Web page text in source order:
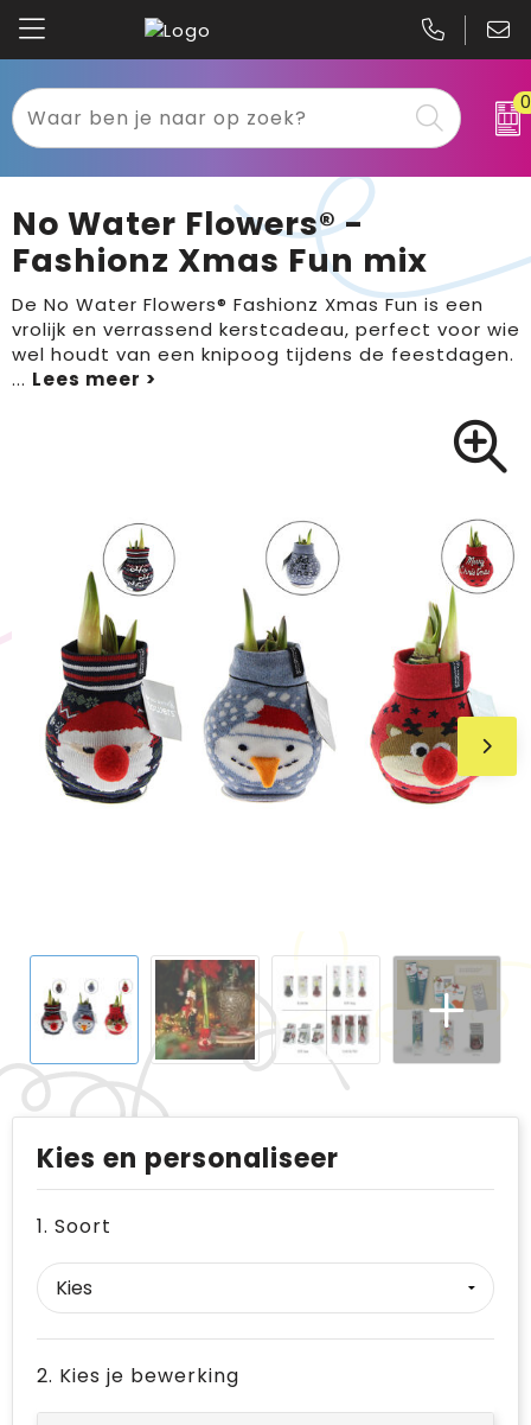
0
Textiel
Werkkleding
Sport
Tassen
Binnenreclame
Drukwerk
Brievenbuspakketten
Kariban
B&C
Gildan
Clique
Blaklader
Flexfit
No Water Flowers® -
Fashionz Xmas Fun mix
De No Water Flowers® Fashionz Xmas Fun is een
vrolijk en verrassend kerstcadeau, perfect voor wie
wel houdt van een knipoog tijdens de feestdagen.
...
Kies en personaliseer
1. Soort
2. Kies je bewerking